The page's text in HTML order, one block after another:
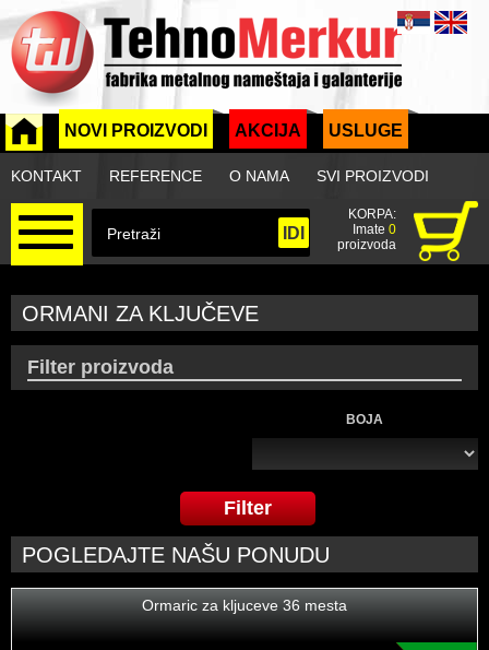
NOVI PROIZVODI AKCIJA USLUGE
KONTAKT REFERENCE O NAMA SVI PROIZVODI
KORPA:
Imate 0
proizvoda
ORMANI ZA KLJUČEVE
Filter proizvoda
BOJA
POGLEDAJTE NAŠU PONUDU
Ormaric za kljuceve 36 mesta